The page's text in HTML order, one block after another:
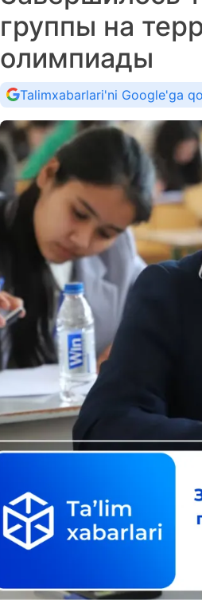
группы на
олимпиады
Talimxabarlari'ni Google'ga